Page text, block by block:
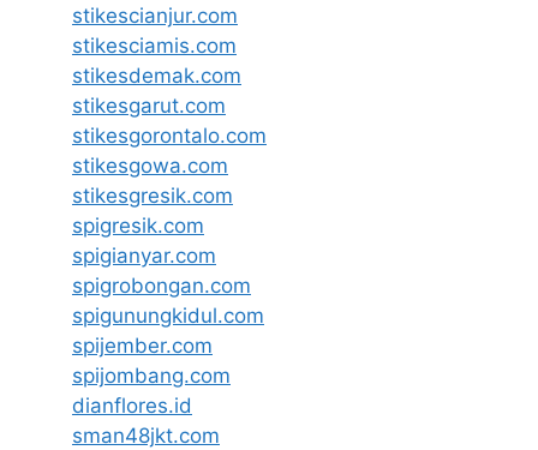
stikescianjur.com
stikesciamis.com
stikesdemak.com
stikesgarut.com
stikesgorontalo.com
stikesgowa.com
stikesgresik.com
spigresik.com
spigianyar.com
spigrobongan.com
spigunungkidul.com
spijember.com
spijombang.com
dianflores.id
sman48jkt.com